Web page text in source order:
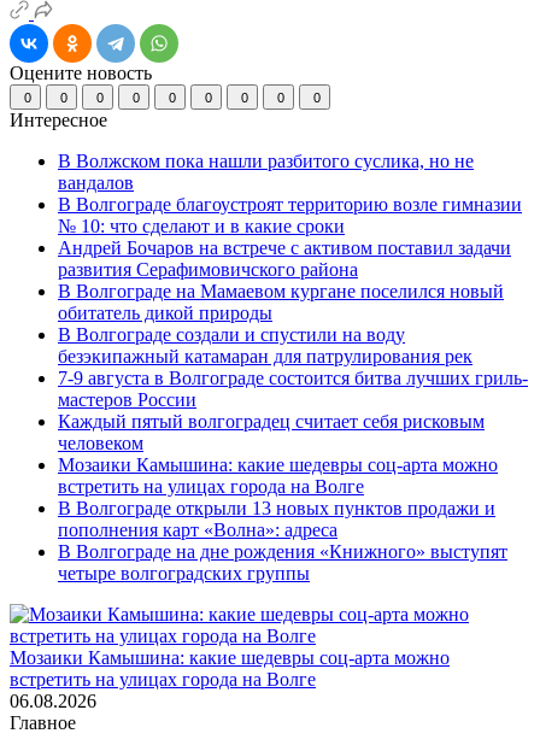
Оцените новость
0 0 0 0 0 0 0 0 0
Интересное
В Волжском пока нашли разбитого суслика, но не
вандалов
В Волгограде благоустроят территорию возле гимназии
№ 10: что сделают и в какие сроки
Андрей Бочаров на встрече с активом поставил задачи
развития Серафимовичского района
В Волгограде на Мамаевом кургане поселился новый
обитатель дикой природы
В Волгограде создали и спустили на воду
безэкипажный катамаран для патрулирования рек
7-9 августа в Волгограде состоится битва лучших гриль-
мастеров России
Каждый пятый волгоградец считает себя рисковым
человеком
Мозаики Камышина: какие шедевры соц-арта можно
встретить на улицах города на Волге
В Волгограде открыли 13 новых пунктов продажи и
пополнения карт «Волна»: адреса
В Волгограде на дне рождения «Книжного» выступят
четыре волгоградских группы
Мозаики Камышина: какие шедевры соц-арта можно
встретить на улицах города на Волге
06.08.2026
Главное